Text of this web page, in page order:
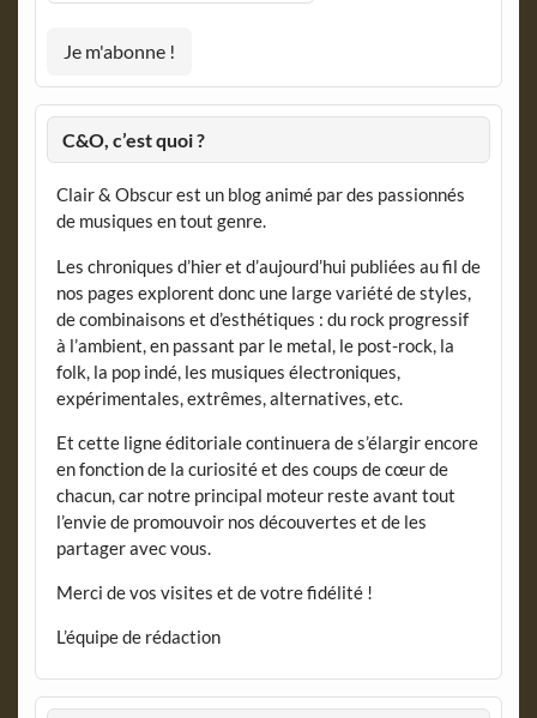
C&O, c’est quoi ?
Clair & Obscur est un blog animé par des passionnés
de musiques en tout genre.
Les chroniques d’hier et d’aujourd’hui publiées au fil de
nos pages explorent donc une large variété de styles,
de combinaisons et d’esthétiques : du rock progressif
à l’ambient, en passant par le metal, le post-rock, la
folk, la pop indé, les musiques électroniques,
expérimentales, extrêmes, alternatives, etc.
Et cette ligne éditoriale continuera de s’élargir encore
en fonction de la curiosité et des coups de cœur de
chacun, car notre principal moteur reste avant tout
l’envie de promouvoir nos découvertes et de les
partager avec vous.
Merci de vos visites et de votre fidélité !
L’équipe de rédaction